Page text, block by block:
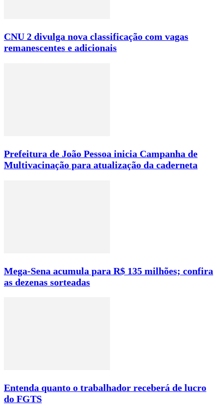
CNU 2 divulga nova classificação com vagas
remanescentes e adicionais
Prefeitura de João Pessoa inicia Campanha de
Multivacinação para atualização da caderneta
Mega-Sena acumula para R$ 135 milhões; confira
as dezenas sorteadas
Entenda quanto o trabalhador receberá de lucro
do FGTS